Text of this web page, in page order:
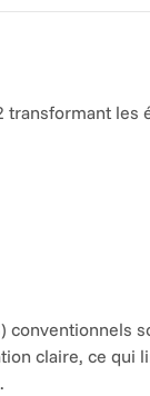
transformant les
conventionnels
claire, ce qui